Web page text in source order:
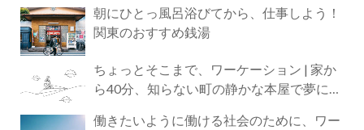
朝にひとっ風呂浴びてから、仕事しよう！
関東のおすすめ銭湯
ちょっとそこまで、ワーケーション | 家か
ら40分、知らない町の静かな本屋で夢に近
働きたいように働ける社会のために、ワー